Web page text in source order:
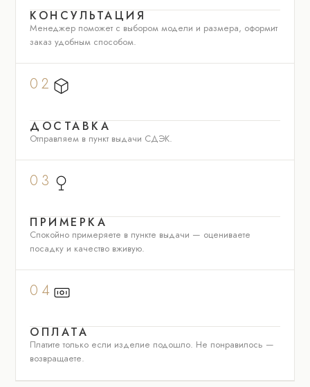
КОНСУЛЬТАЦИЯ
Менеджер поможет с выбором модели и размера, оформит
заказ удобным способом.
02
ДОСТАВКА
Отправляем в пункт выдачи СДЭК.
03
ПРИМЕРКА
Спокойно примеряете в пункте выдачи — оцениваете
посадку и качество вживую.
04
ОПЛАТА
Платите только если изделие подошло. Не понравилось —
возвращаете.